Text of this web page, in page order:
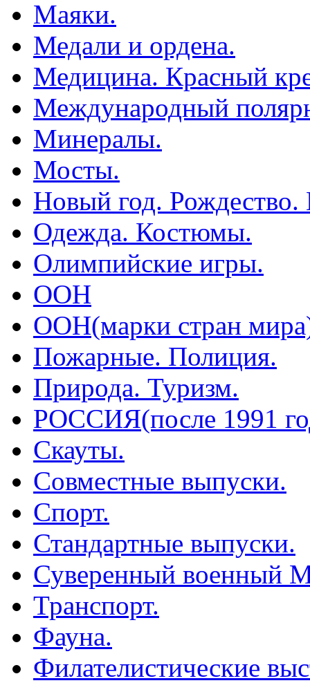
Маяки.
Медали и ордена.
Медицина. Красный
Международный
Минералы.
Мосты.
Новый год. Рождество.
Одежда. Костюмы.
Олимпийские игры.
ООН
ООН(марки стран
Пожарные. Полиция.
Природа. Туризм.
РОССИЯ(после 1991
Скауты.
Совместные выпуски.
Спорт.
Стандартные выпуски.
Суверенный военный
Транспорт.
Фауна.
Филателистические